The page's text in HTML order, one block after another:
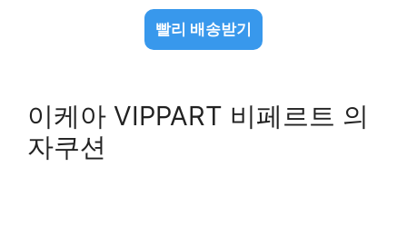
빨리 배송받기
이케아 VIPPART 비페르트 의
자쿠션